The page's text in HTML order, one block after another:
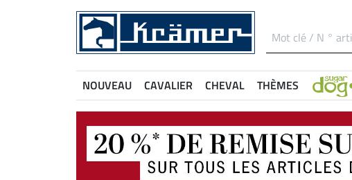
NOUVEAU CAVALIER CHEVAL THÈMES